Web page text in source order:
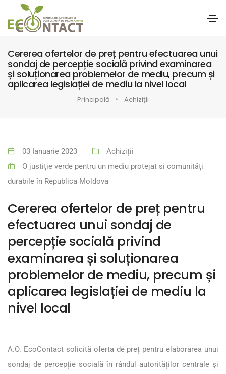
Cererea ofertelor de preț pentru efectuarea unui
sondaj de percepție socială privind examinarea
și soluționarea problemelor de mediu, precum și
aplicarea legislației de mediu la nivel local
Principală Achiziții
03 Ianuarie 2023
Achiziții
O justiție verde pentru un mediu protejat si comunități
durabile în Republica Moldova
Cererea ofertelor de preț pentru
efectuarea unui sondaj de
percepție socială privind
examinarea și soluționarea
problemelor de mediu, precum și
aplicarea legislației de mediu la
nivel local
A.O. EcoContact solicită oferta de preț pentru elaborarea unui
sondaj de percepție socială în rândul autorităților centrale și